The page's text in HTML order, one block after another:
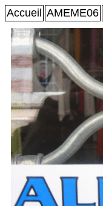
Accueil AMEME06